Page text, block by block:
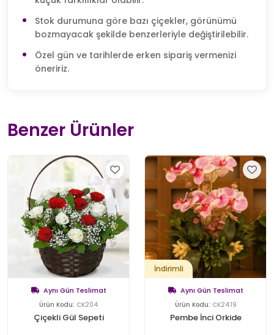
Stok durumuna göre bazı çiçekler, görünümü
bozmayacak şekilde benzerleriyle değiştirilebilir.
Özel gün ve tarihlerde erken sipariş vermenizi
öneririz.
Benzer Ürünler
Aynı Gün Teslimat
Ürün Kodu: CK204
Çiçekli Gül Sepeti
İndirimli
Aynı Gün Teslimat
Ürün Kodu: CK2419
Pembe İnci Orkide